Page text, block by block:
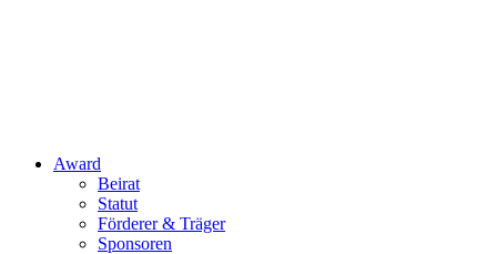
Award
Beirat
Statut
Förderer & Träger
Sponsoren